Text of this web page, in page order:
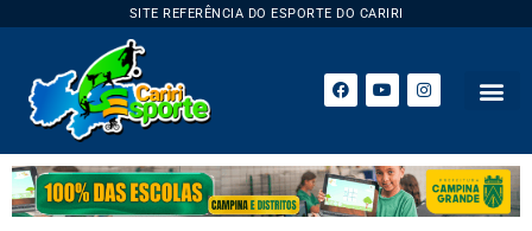
SITE REFERÊNCIA DO ESPORTE DO CARIRI